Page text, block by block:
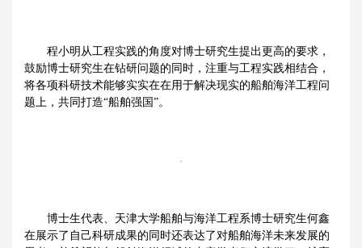
程小明从工程实践的角度对博士研究生提出更高的要求，
鼓励博士研究生在钻研问题的同时，注重与工程实践相结合，
将各项科研技术能够实实在在用于解决现实的船舶海洋工程问
题上，共同打造“船舶强国”。
博士生代表、天津大学船舶与海洋工程系博士研究生何鑫
在展示了自己科研成果的同时还表达了对船舶海洋未来发展的